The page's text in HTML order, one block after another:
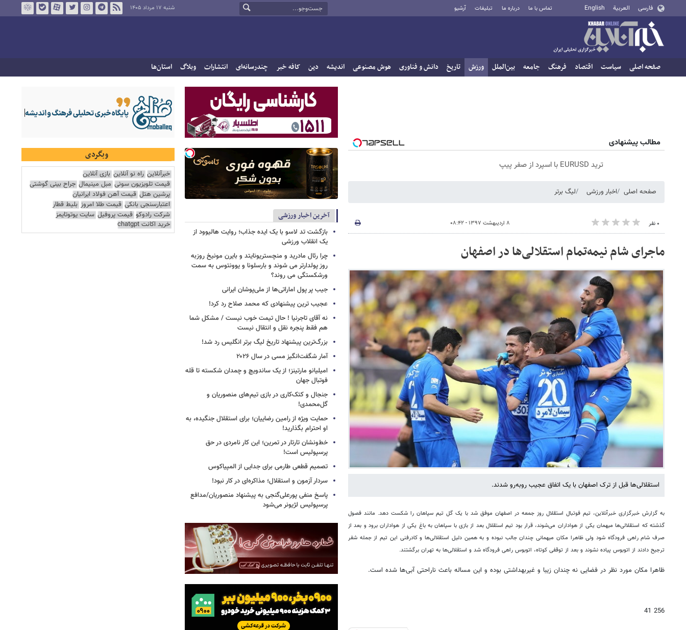
فارسی العربية English تماس با ما درباره ما تبلیغات آرشیو شنبه ۱۷ مرداد ۱۴۰۵
صفحه اصلی سیاست اقتصاد فرهنگ جامعه بین‌الملل ورزش تاریخ دانش و فناوری هوش مصنوعی اندیشه دین کافه خبر چندرسانه‌ای انتشارات وبلاگ استان‌ها
مطالب پیشنهادی
ترید EURUSD با اسپرد از صفر پیپ
صفحه اصلی اخبار ورزشی لیگ برتر
۰ نفر ۸ اردیبهشت ۱۳۹۷ - ۰۸:۴۲
ماجرای شام نیمه‌تمام استقلالی‌ها در اصفهان
استقلالی‌ها قبل از ترک اصفهان با یک اتفاق عجیب روبه‌رو شدند.
به گزارش خبرگزاری خبرآنلاین، تیم فوتبال استقلال روز جمعه در اصفهان موفق شد با یک گل تیم سپاهان را شکست دهد. مانند فصول
گذشته که استقلالی‌ها میهمان یکی از هواداران می‌شوند، قرار بود تیم استقلال بعد از بازی با سپاهان به باغ یکی از هواداران برود و بعد از
صرف شام راهی فرودگاه شود ولی ظاهرا مکان میهمانی چندان جالب نبوده و به همین دلیل استقلالی‌ها و کادرفنی این تیم از جمله شفر
ترجیح دادند از اتوبوس پیاده نشوند و بعد از توقفی کوتاه، اتوبوس راهی فرودگاه شد و استقلالی‌ها به تهران برگشتند.
ظاهرا مکان مورد نظر در فضایی نه چندان زیبا و غیربهداشتی بوده و این مساله باعث ناراحتی آبی‌ها شده است.
256 41
آخرین اخبار ورزشی
بازگشت تد لاسو با یک ایده جذاب؛ روایت هالیوود از
یک انقلاب ورزشی
چرا رئال مادرید و منچستریونایتد و بایرن مونیخ روزبه
روز پولدارتر می شوند و بارسلونا و یوونتوس به سمت
ورشکستگی می روند؟
جیب پر پول اماراتی‌ها از ملی‌پوشان ایرانی
عجیب ترین پیشنهادی که محمد صلاح رد کرد!
نه آقای تاجرنیا ! حال تیمت خوب نیست / مشکل شما
هم فقط پنجره نقل و انتقال نیست
بزرگ‌ترین پیشنهاد تاریخ لیگ برتر انگلیس رد شد!
آمار شگفت‌انگیز مسی در سال ۲۰۲۶
امیلیانو مارتینز؛ از یک ساندویچ و چمدان شکسته تا قله
فوتبال جهان
جنجال و کتک‌کاری در بازی تیم‌های منصوریان و
گل‌محمدی!
حمایت ویژه از رامین رضاییان؛ برای استقلال جنگیده، به
او احترام بگذارید!
خط‌ونشان تارتار در تمرین؛ این کار نامردی در حق
پرسپولیس است!
تصمیم قطعی طارمی برای جدایی از المپیاکوس
سردار آزمون و استقلال؛ مذاکره‌ای در کار نبود!
پاسخ منفی پورعلی‌گنجی به پیشنهاد منصوریان/مدافع
پرسپولیس لژیونر می‌شود
وبگردی
خبرآنلاین راه نو آنلاین بازی آنلاین
قیمت تلویزیون سونی مبل مینیمال جراح بینی گوشتی
پرشین هتل قیمت آهن فولاد ایرانیان
اعتبارسنجی بانکی قیمت طلا امروز بلیط قطار
شرکت رادوکو قیمت پروفیل سایت یوتوتایمز
خرید اکانت chatgpt